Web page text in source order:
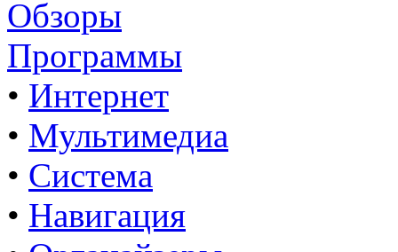
Обзоры
Программы
• Интернет
• Мультимедиа
• Система
• Навигация